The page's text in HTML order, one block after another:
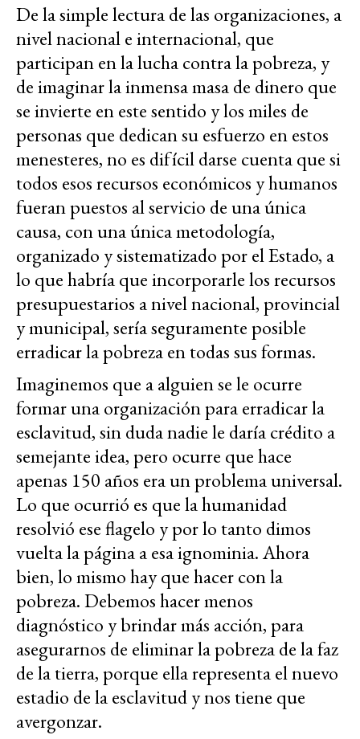
De la simple lectura de las organizaciones, a
nivel nacional e internacional, que
participan en la lucha contra la pobreza, y
de imaginar la inmensa masa de dinero que
se invierte en este sentido y los miles de
personas que dedican su esfuerzo en estos
menesteres, no es difícil darse cuenta que si
todos esos recursos económicos y humanos
fueran puestos al servicio de una única
causa, con una única metodología,
organizado y sistematizado por el Estado, a
lo que habría que incorporarle los recursos
presupuestarios a nivel nacional, provincial
y municipal, sería seguramente posible
erradicar la pobreza en todas sus formas.
Imaginemos que a alguien se le ocurre
formar una organización para erradicar la
esclavitud, sin duda nadie le daría crédito a
semejante idea, pero ocurre que hace
apenas 150 años era un problema universal.
Lo que ocurrió es que la humanidad
resolvió ese flagelo y por lo tanto dimos
vuelta la página a esa ignominia. Ahora
bien, lo mismo hay que hacer con la
pobreza. Debemos hacer menos
diagnóstico y brindar más acción, para
asegurarnos de eliminar la pobreza de la faz
de la tierra, porque ella representa el nuevo
estadio de la esclavitud y nos tiene que
avergonzar.